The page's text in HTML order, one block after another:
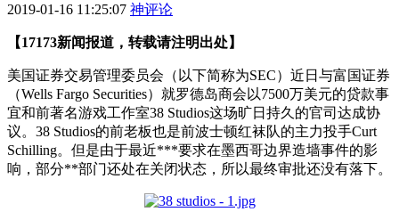
2019-01-16 11:25:07 神评论
【17173新闻报道，转载请注明出处】
美国证券交易管理委员会（以下简称为SEC）近日与富国证券
（Wells Fargo Securities）就罗德岛商会以7500万美元的贷款事
宜和前著名游戏工作室38 Studios这场旷日持久的官司达成协
议。38 Studios的前老板也是前波士顿红袜队的主力投手Curt
Schilling。但是由于最近***要求在墨西哥边界造墙事件的影
响，部分**部门还处在关闭状态，所以最终审批还没有落下。